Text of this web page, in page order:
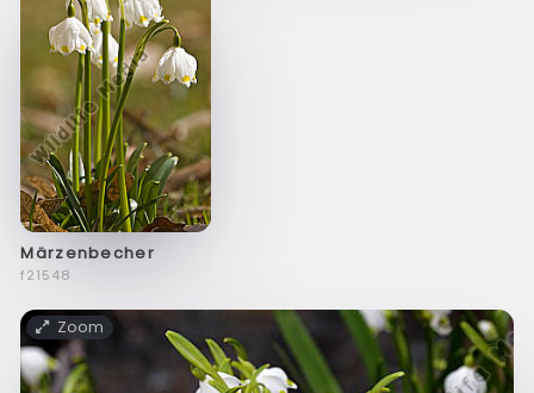
Märzenbecher
f21548
Zoom